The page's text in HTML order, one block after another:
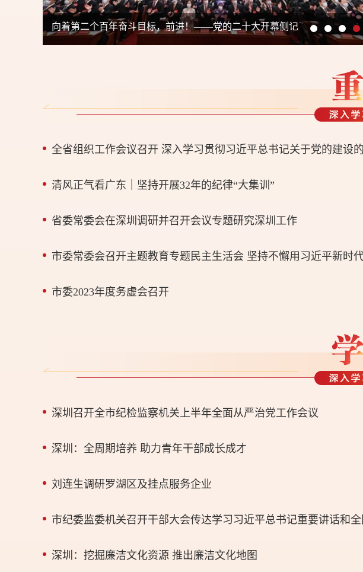
成就彪炳史册 蓝图催人奋进——党的二十大代表讨论二十大报告综述
清风正气看广东｜坚持开展32年的纪律“大集训”
省委常委会在深圳调研并召开会议专题研究深圳工作
市委2023年度务虚会召开
深圳召开全市纪检监察机关上半年全面从严治党工作会议
深圳：全周期培养 助力青年干部成长成才
刘连生调研罗湖区及挂点服务企业
深圳：挖掘廉洁文化资源 推出廉洁文化地图